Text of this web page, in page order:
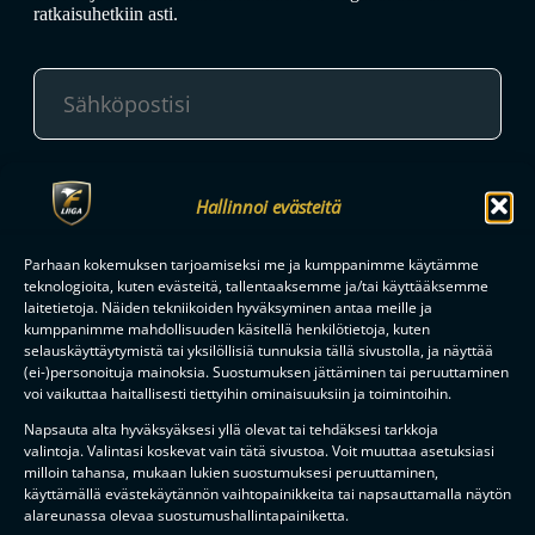
Hallinnoi evästeitä
Parhaan kokemuksen tarjoamiseksi me ja kumppanimme käytämme
teknologioita, kuten evästeitä, tallentaaksemme ja/tai käyttääksemme
laitetietoja. Näiden tekniikoiden hyväksyminen antaa meille ja
kumppanimme mahdollisuuden käsitellä henkilötietoja, kuten
selauskäyttäytymistä tai yksilöllisiä tunnuksia tällä sivustolla, ja näyttää
(ei-)personoituja mainoksia. Suostumuksen jättäminen tai peruuttaminen
voi vaikuttaa haitallisesti tiettyihin ominaisuuksiin ja toimintoihin.
Napsauta alta hyväksyäksesi yllä olevat tai tehdäksesi tarkkoja
valintoja. Valintasi koskevat vain tätä sivustoa. Voit muuttaa asetuksiasi
milloin tahansa, mukaan lukien suostumuksesi peruuttaminen,
käyttämällä evästekäytännön vaihtopainikkeita tai napsauttamalla näytön
alareunassa olevaa suostumushallintapainiketta.
ratkaisuhetkiin asti.
TILAA
F-LIIGANKUMPPANIT